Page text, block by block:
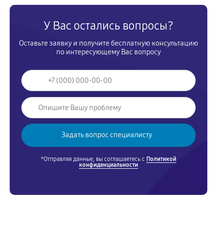
У Вас остались вопросы?
Оставьте заявку и получите бесплатную консультацию
по интересующему Вас вопросу
*Отправляя данные, вы соглашаетесь с Политикой
конфиденциальности